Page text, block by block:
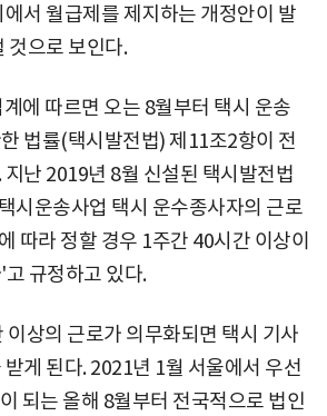
서 월급제를 제지하는 개정안이 발
것으로 보인다.
에 따르면 오는 8월부터 택시 운송
법률(택시발전법) 제11조2항이 전
난 2019년 8월 신설된 택시발전법
시운송사업 택시 운수종사자의 근로
따라 정할 경우 1주간 40시간 이상이
규정하고 있다.
이상의 근로가 의무화되면 택시 기사
게 된다. 2021년 1월 서울에서 우선
되는 올해 8월부터 전국적으로 법인